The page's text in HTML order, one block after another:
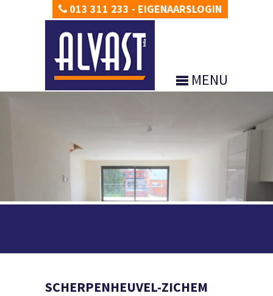
013 311 233 - EIGENAARSLOGIN
MENU
SCHERPENHEUVEL-ZICHEM